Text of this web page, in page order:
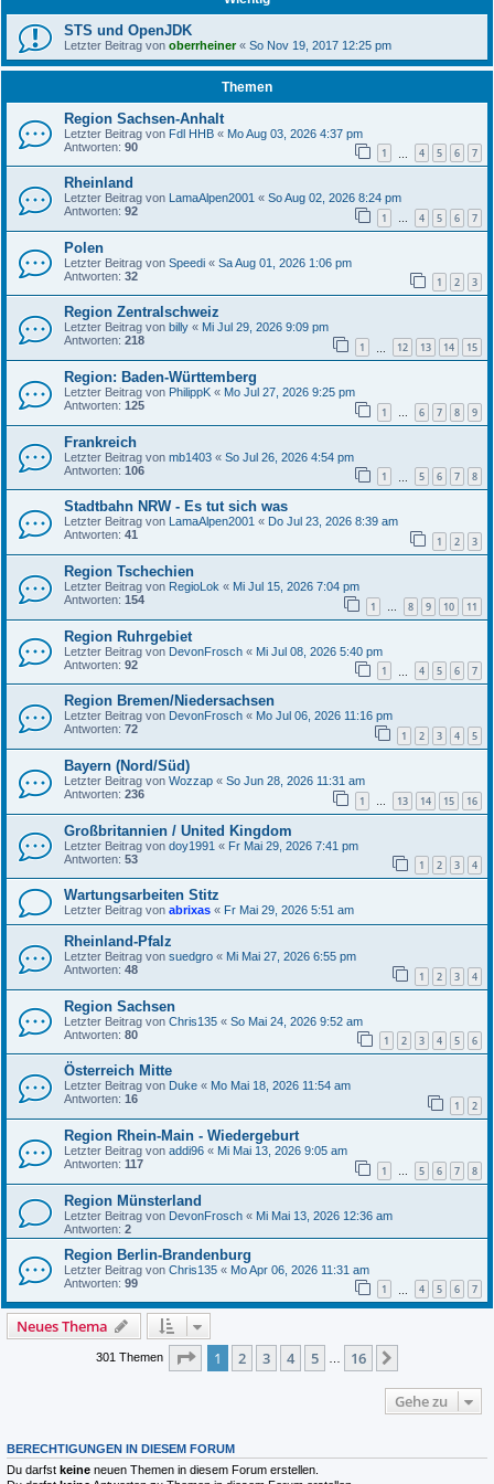
STS und OpenJDK
Letzter Beitrag von oberrheiner« So Nov 19, 2017 12:25 pm
Themen
Region Sachsen-Anhalt
Letzter Beitrag von Fdl HHB « Mo Aug 03, 2026 4:37 pm
Antworten: 90 1 4 5 6 7
Rheinland
Letzter Beitrag von LamaAlpen2001 « So Aug 02, 2026 8:24 pm
Antworten: 92 1 … 4 5 6 7
Polen
Letzter Beitrag von Speedi « Sa Aug 01, 2026 1:06 pm
Antworten: 32 1 2 3
Region Zentralschweiz
Letzter Beitrag von billy « Mi Jul 29, 2026 9:09 pm
Antworten: 218 1 12 13 14 15
Region: Baden-Württemberg
Letzter Beitrag von PhilippK « Mo Jul 27, 2026 9:25 pm
Antworten: 125 1 … 6 7 8 9
Frankreich
Letzter Beitrag von mb1403 « So Jul 26, 2026 4:54 pm
Antworten: 106 1 5 6 7 8
Stadtbahn NRW - Es tut sich was
Letzter Beitrag von LamaAlpen2001 « Do Jul 23, 2026 8:39 am
Antworten: 41 1 2 3
Region Tschechien
Letzter Beitrag von RegioLok « Mi Jul 15, 2026 7:04 pm
Antworten: 154 1 … 8 9 10 11
Region Ruhrgebiet
Letzter Beitrag von DevonFrosch « Mi Jul 08, 2026 5:40 pm
Antworten: 92 1 4 5 6 7
Region Bremen/Niedersachsen
Letzter Beitrag von DevonFrosch « Mo Jul 06, 2026 11:16 pm
Antworten: 72 1 2 3 4 5
Bayern (Nord/Süd)
Letzter Beitrag von Wozzap « So Jun 28, 2026 11:31 am
Antworten: 236 1 … 13 14 15 16
Großbritannien / United Kingdom
Letzter Beitrag von doy1991 « Fr Mai 29, 2026 7:41 pm
Antworten: 53 1 2 3 4
Wartungsarbeiten Stitz
Letzter Beitrag von abrixas « Fr Mai 29, 2026 5:51 am
Rheinland-Pfalz
Letzter Beitrag von suedgro « Mi Mai 27, 2026 6:55 pm
Antworten: 48 1 2 3 4
Region Sachsen
Letzter Beitrag von Chris135 « So Mai 24, 2026 9:52 am
Antworten: 80 1 2 3 4 5 6
Österreich Mitte
Letzter Beitrag von Duke « Mo Mai 18, 2026 11:54 am
Antworten: 16 1 2
Region Rhein-Main - Wiedergeburt
Letzter Beitrag von addi96 « Mi Mai 13, 2026 9:05 am
Antworten: 117 1 … 5 6 7 8
Region Münsterland
Letzter Beitrag von DevonFrosch « Mi Mai 13, 2026 12:36 am
Antworten: 2
Region Berlin-Brandenburg
Letzter Beitrag von Chris135 « Mo Apr 06, 2026 11:31 am
Antworten: 99 1 4 5 6 7
Neues Thema
301 Themen Seite 1von 16
1 2 3 4 5 16
Gehe zu
BERECHTIGUNGEN IN DIESEM FORUM
Du darfst keine neuen Themen in diesem Forum erstellen.